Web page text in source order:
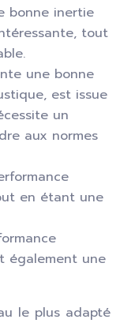
bonne inertie
tout
une bonne
est issue
un
aux normes
en étant une
également une
le plus adapté